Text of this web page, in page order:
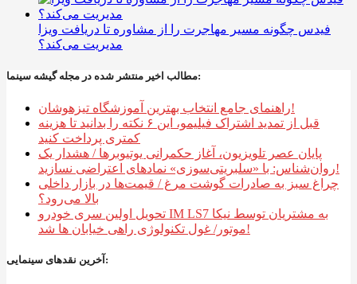
فیدس چگونه مسیر مهاجرت را از مشاوره تا دریافت ویزا
مدیریت می‌کند؟
مطالب اخیر منتشر شده در مجله گیشه سینما:
راهنمای جامع انتخاب بهترین آموزشگاه تیزهوشان!
قبل از تمدید اشتراک فیلیمو، این ۶ نکته را بدانید تا هزینه
کمتری پرداخت کنید
پایان عصر تلویزیون، آغاز حکمرانی یوتیوبرها / هشدار یک
روان‌شناس: با «سلبریتی‌سوزی» نمادهای اعتراضی نسازید!
چراغ سبز به صادرات گوشت مرغ / قیمت‌ها در بازار داخلی
بالا می‌رود؟
تحویل اولین سری خودرو IM LS7 به مشتریان توسط نیکا
موتور/ غول تکنولوژی راهی خیابان ها شد!
آخرین نقدهای سینمایی: